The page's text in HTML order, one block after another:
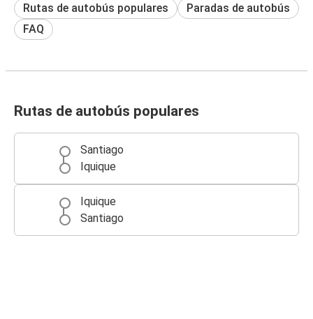
Rutas de autobús populares
Paradas de autobús
FAQ
Rutas de autobús populares
Santiago
Iquique
Iquique
Santiago